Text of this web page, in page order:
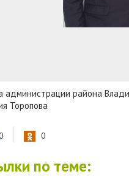
администрации района
Торопова
0 0
по теме: